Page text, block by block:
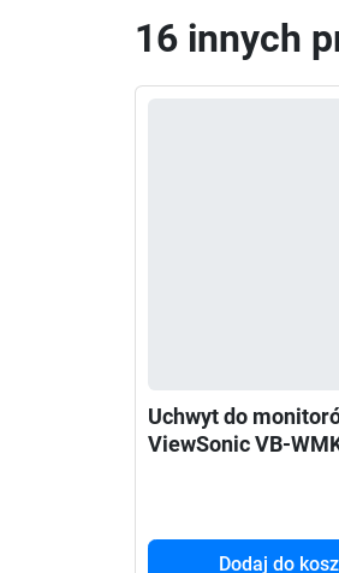
16 innych
Uchwyt do
ViewSonic VB-
Dodaj do